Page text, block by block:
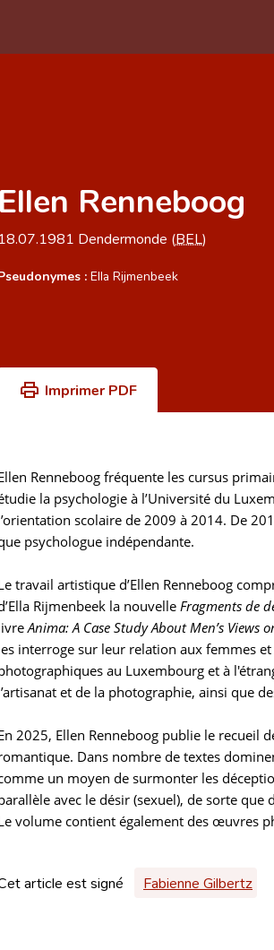
Ellen Renneboog
18.07.1981 Dendermonde (BEL )
: Ella Rijmenbeek
Imprimer PDF
Renneboog fréquente les cursus
la psychologie à l’Université du
scolaire de 2009 à 2014. De
psychologue indépendante.
travail artistique d’Ellen Renneboog
Rijmenbeek la nouvelle Fragments de
Anima: A Case Study About Men’s Views
interroge sur leur relation aux femmes
au Luxembourg et à
et de la photographie, ainsi que
2025, Ellen Renneboog publie le recueil
Dans nombre de textes
un moyen de surmonter les
avec le désir (sexuel), de sorte
volume contient également des œuvres
article est signé Fabienne Gilbertz